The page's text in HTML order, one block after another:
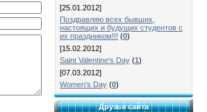
[25.01.2012]
Поздравляю всех бывших,
настоящих и будущих студентов с
их праздником!!! (0)
[15.02.2012]
Saint Valentine's Day (1)
[07.03.2012]
Women's Day (0)
Друзья сайта